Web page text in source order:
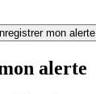
mon alerte
alerte